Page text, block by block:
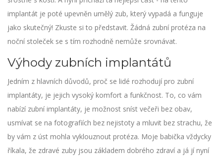
implantát je poté upevněn umělý zub, který vypadá a funguje
jako skutečný! Zkuste si to představit. Žádná zubní protéza na
noční stoleček se s tím rozhodně nemůže srovnávat.
Výhody zubních implantátů
Jedním z hlavních důvodů, proč se lidé rozhodují pro zubní
implantáty, je jejich vysoký komfort a funkčnost. To, co vám
nabízí zubní implantáty, je možnost sníst večeři bez obav,
usmívat se na fotografiích bez nejistoty a mluvit bez strachu, že
by vám z úst mohla vyklouznout protéza. Moje babička vždycky
říkala, že zdravé zuby jsou základem dobrého zdraví a já jí nyní